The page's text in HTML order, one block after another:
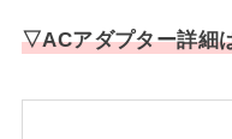
▽ACアダプター詳細